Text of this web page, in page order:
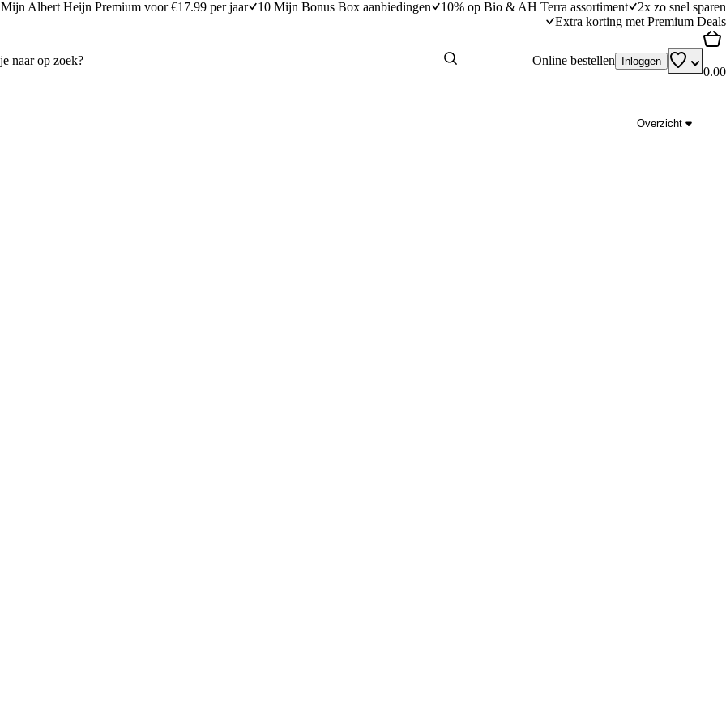
Mijn Albert Heijn Premium voor €17.99 per jaar 10 Mijn Bonus Box aanbiedingen 10% op Bio & AH Terra assortiment
2x zo snel sparen
Extra korting met Premium Deals
Online bestellen Inloggen
0.00
Overzicht